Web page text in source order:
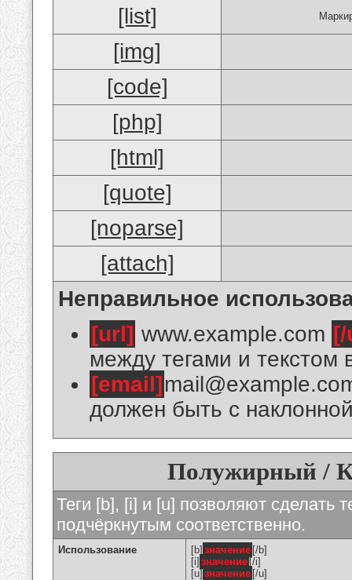
[list]
[img]
[code]
[php]
[html]
[quote]
[noparse]
[attach]
Неправильное
[url] www.example.com
между тегами и текстом
[email]
должен быть с
Полужирный /
Теги [b], [i] и [u] позволяют сделать
подчёркнутым соответственно.
Использование [b] значение [/b]
[i] значение [/i]
[u] значение [/u]